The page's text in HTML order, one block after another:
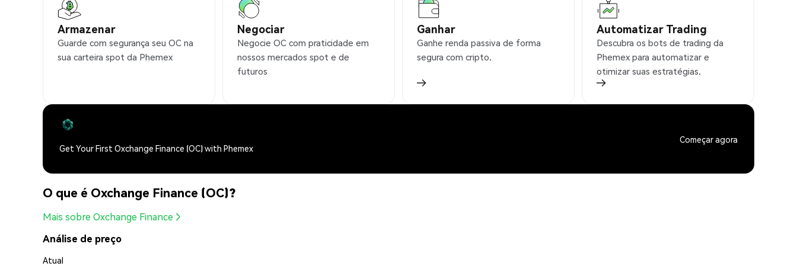
Armazenar
Guarde com segurança seu OC na
sua carteira spot da Phemex
Negociar
Negocie OC com praticidade em
nossos mercados spot e de
futuros
Ganhar
Ganhe renda passiva de forma
segura com cripto.
Automatizar Trading
Descubra os bots de trading da
Phemex para automatizar e
otimizar suas estratégias.
Get Your First Oxchange Finance (OC) with Phemex
Começar agora
O que é Oxchange Finance (OC)?
Mais sobre Oxchange Finance
Análise de preço
Atual